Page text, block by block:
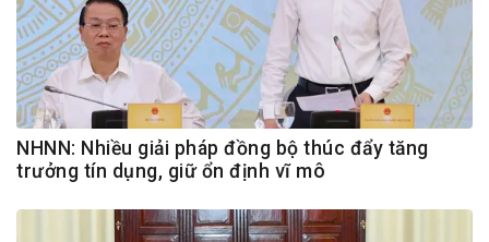
NHNN: Nhiều giải pháp đồng bộ thúc đẩy tăng
trưởng tín dụng, giữ ổn định vĩ mô